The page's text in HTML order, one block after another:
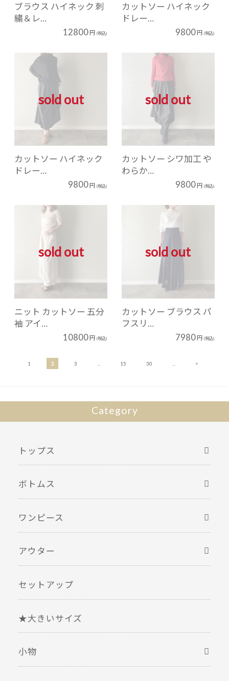
ブラウス ハイネック 刺
繍＆レ…
12800 円 (税込)
カットソー ハイネック
ドレー…
9800 円 (税込)
sold out
カットソー ハイネック
ドレー…
9800円 (税込)
sold out
カットソー シワ加工 や
わらか…
9800円 (税込)
sold out
ニット カットソー 五分
袖 アイ…
10800 円 (税込)
sold out
カットソー ブラウス パ
フスリ…
7980 円 (税込)
1 2 3 15 30 »
Category
トップス
ボトムス
ワンピース
アウター
セットアップ
★大きいサイズ
小物